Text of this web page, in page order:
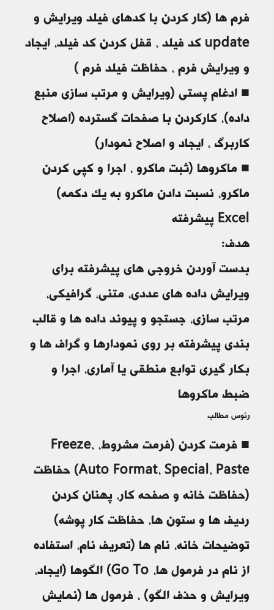
فرم ها (کار کردن با کدهای فیلد ویرایش و
update کد فیلد ، قفل کردن کد فیلد، ایجاد
و ویرایش فرم ، حفاظت فیلد فرم )
■ ادغام پستی (ویرایش و مرتب سازی منبع
داده)، کارکردن با صفحات گسترده (اصلاح
کاربرگ ، ایجاد و اصلاح نمودار)
■ ماکروها (ثبت ماکرو ، اجرا و کپی کردن
ماکرو، نسبت دادن ماکرو به یک دکمه)
Excel پیشرفته
هدف:
بدست آوردن خروجی های پیشرفته برای
ویرایش داده های عددی، متنی، گرافیکی،
مرتب سازی، جستجو و پیوند داده ها و قالب
بندی پیشرفته بر روی نمودارها و گراف ها و
بکار گیری توابع منطقی یا آماری، اجرا و
ضبط ماکروها
رئوس مطالب
■ فرمت کردن (فرمت مشروط، Freeze،
Auto Format، Special، Paste) حفاظت
(حفاظت خانه و صفحه کار، پهنان کردن
ردیف ها و ستون ها، حفاظت کار پوشه)
توضیحات خانه، نام ها (تعریف نام، استفاده
از نام در فرمول ها، Go To) الگوها (ایجاد،
ویرایش و حذف الگو) ، فرمول ها (نمایش